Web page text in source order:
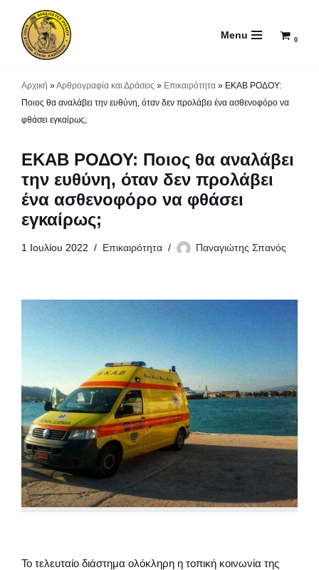
Μεταπηδήστε
Menu 0
Αρχική »Αρθρογραφία και Δράσεις » Επικαιρότητα » ΕΚΑΒ ΡΟΔΟΥ:
Ποιος θα αναλάβει την ευθύνη, όταν δεν προλάβει ένα ασθενοφόρο να
φθάσει εγκαίρως;
ΕΚΑΒ ΡΟΔΟΥ: Ποιος θα αναλάβει
την ευθύνη, όταν δεν προλάβει
ένα ασθενοφόρο να φθάσει
εγκαίρως;
1 Ιουλίου 2022 Επικαιρότητα Παναγιώτης Σπανός
Το τελευταίο διάστημα ολόκληρη η τοπική κοινωνία της